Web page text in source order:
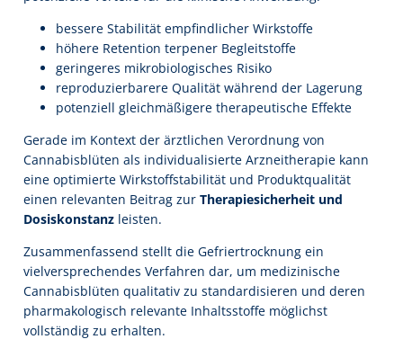
bessere Stabilität empfindlicher Wirkstoffe
höhere Retention terpener Begleitstoffe
geringeres mikrobiologisches Risiko
reproduzierbarere Qualität während der Lagerung
potenziell gleichmäßigere therapeutische Effekte
Gerade im Kontext der ärztlichen Verordnung von
Cannabisblüten als individualisierte Arzneitherapie kann
eine optimierte Wirkstoffstabilität und Produktqualität
einen relevanten Beitrag zur Therapiesicherheit und
Dosiskonstanz leisten.
Zusammenfassend stellt die Gefriertrocknung ein
vielversprechendes Verfahren dar, um medizinische
Cannabisblüten qualitativ zu standardisieren und deren
pharmakologisch relevante Inhaltsstoffe möglichst
vollständig zu erhalten.